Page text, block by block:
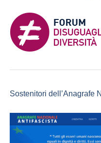
Sostenitori dell’Anagrafe